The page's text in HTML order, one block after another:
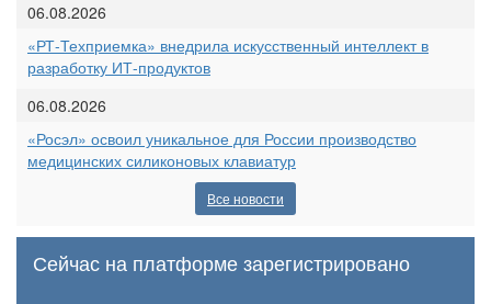
06.08.2026
«РТ-Техприемка» внедрила искусственный интеллект в
разработку ИТ-продуктов
06.08.2026
«Росэл» освоил уникальное для России производство
медицинских силиконовых клавиатур
Все новости
Сейчас на платформе зарегистрировано